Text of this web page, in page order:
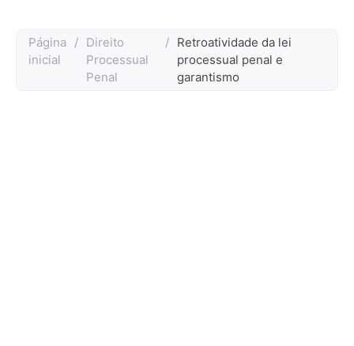
Página
inicial
/ Direito
Processual
Penal
/ Retroatividade da lei
processual penal e
garantismo